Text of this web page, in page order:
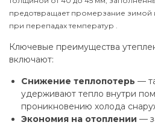
предотвращает промерзание зимой
при перепадах температур .
Ключевые преимущества
включают:
Снижение теплопотерь —
удерживают тепло внутри
проникновению холода
Экономия на отоплении —